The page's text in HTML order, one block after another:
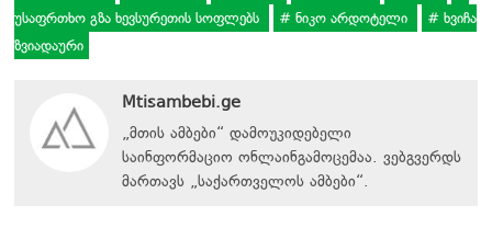
უსაფრთხო გზა ხევსურეთის სოფლებს
ნიკო არდოტელი
ხვიჩა
ზვიადაური
Mtisambebi.ge
„მთის ამბები“ დამოუკიდებელი
საინფორმაციო ონლაინგამოცემაა. ვებგვერდს
მართავს „საქართველოს ამბები“.